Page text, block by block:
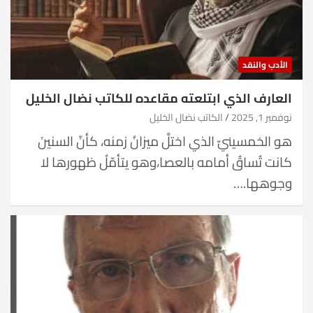
الأدب والنقد
العارف الذي ابتلعته مقاعده للكاتب نضال الخليل
نوفمبر 1, 2025 الكاتب نضال الخليل
هو الخمسينيّ الذي اختلَّ ميزانُ زمنه، كأنّ السنينَ
كانت تُساقُ أمامه بالعصا،وهو يتأمّلُ ظهورها لا
وجوهها.…